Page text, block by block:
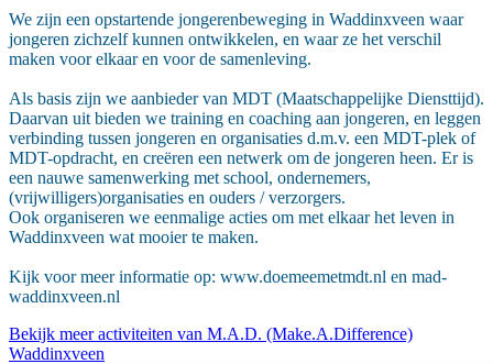
We zijn een opstartende jongerenbeweging in Waddinxveen waar
jongeren zichzelf kunnen ontwikkelen, en waar ze het verschil
maken voor elkaar en voor de samenleving.
Als basis zijn we aanbieder van MDT (Maatschappelijke Diensttijd).
Daarvan uit bieden we training en coaching aan jongeren, en leggen
verbinding tussen jongeren en organisaties d.m.v. een MDT-plek of
MDT-opdracht, en creëren een netwerk om de jongeren heen. Er is
een nauwe samenwerking met school, ondernemers,
(vrijwilligers)organisaties en ouders / verzorgers.
Ook organiseren we eenmalige acties om met elkaar het leven in
Waddinxveen wat mooier te maken.
Kijk voor meer informatie op: www.doemeemetmdt.nl en mad-
waddinxveen.nl
Bekijk meer activiteiten van M.A.D. (Make.A.Difference)
Waddinxveen